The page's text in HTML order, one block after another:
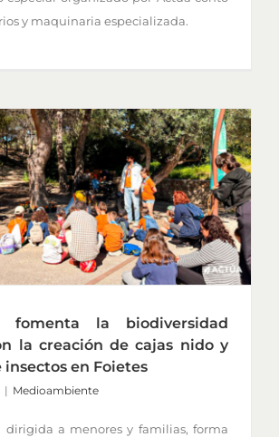
y maquinaria especializada.
fomenta la biodiversidad
la creación de cajas nido y
insectos en Foietes
| Medioambiente
dirigida a menores y familias, forma